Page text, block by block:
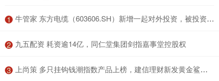
1 ​牛管家 东方电缆（603606.SH）新增一起对外投资，被投资公司为烟台万华电气新材料有限公司
2 ​九五配资 耗资逾14亿，同仁堂集团剑指嘉事堂控股权
3 ​上尚策 多只挂钩钱潮指数产品上榜，建信理财新发黄金鲨鱼鳍结构性产品